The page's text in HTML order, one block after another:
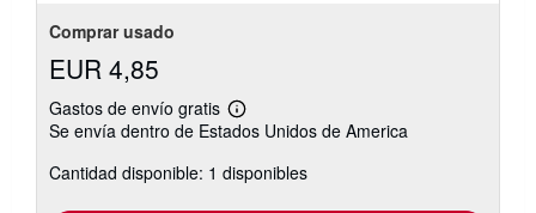
Comprar usado
EUR 4,85
Gastos de envío gratis
Más
información
las
tarifas
Se envía dentro de Estados Unidos de America
Cantidad disponible: 1 disponibles